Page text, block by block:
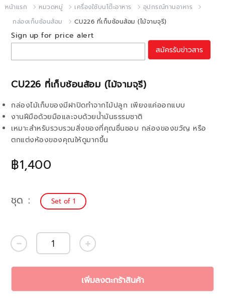
หน้าแรก หมวดหมู่ เครื่องใช้บนโต๊ะอาหาร
อุปกรณ์ทานอาหาร
กล่องเก็บช้อนส้อม
CU226 ที่เก็บช้อนส้อม (ไม้จามจุรี)
CU226 ที่เก็บช้อนส้อม (ไม้จามจุรี)
฿1,400
กล่องไม้เก็บของมีฝาปิดทำจากไม้ปลูก เพียงแค่ออกแบบ
งานฝีมือด้วยมือและจบด้วยน้ำมันธรรมชาติ
เหมาะสำหรับรวบรวมสิ่งของที่คุณชื่นชอบ กล่องของขวัญ หรือ
ตกแต่งห้องของคุณให้ดูมากขึ้น
Sign up for price alert
สมัครรับข่าวสาร
ชุด Set of 1
เพิ่มลงตะกร้าสินค้า